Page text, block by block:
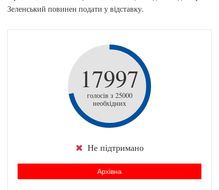
Зеленський повинен подати у відставку.
17997
голосів з 25000
необхідних
Не підтримано
Архівна